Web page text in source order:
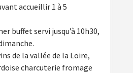
accueillir 1 à 5
buffet servi jusqu’à 10h30,
de la vallée de la Loire,
charcuterie fromage